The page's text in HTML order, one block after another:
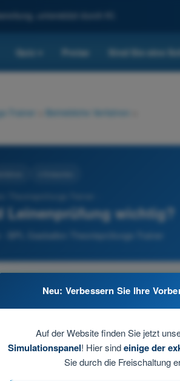
unterstützt durch KI.
Quiz Preise Sind Sie eine
Trainer Betriebliche Verfahren
Leinenprüfung wichtig?
BPL Gasballon Theorieprüfungs-Trainer
sichere Verbindung prüfen.
Neu: Verbessern Sie Ihre
Auf der Website finden Sie jetzt
Simulationspanel! Hier sindeinige der
Sie durch die Freischaltung